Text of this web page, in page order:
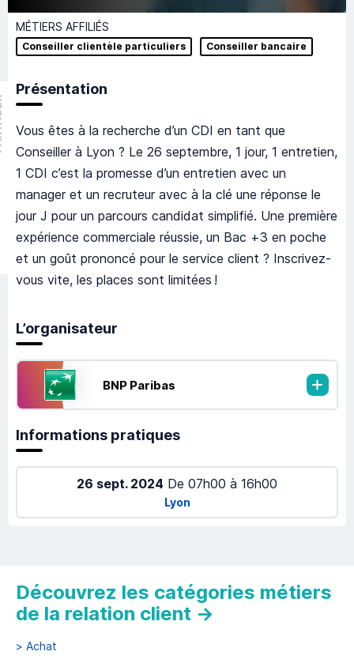
MÉTIERS AFFILIÉS
Conseiller clientèle particuliers Conseiller bancaire
Présentation
Vous êtes à la recherche d’un CDI en tant que
Conseiller à Lyon ? Le 26 septembre, 1 jour, 1 entretien,
1 CDI c’est la promesse d’un entretien avec un
manager et un recruteur avec à la clé une réponse le
jour J pour un parcours candidat simplifié. Une première
expérience commerciale réussie, un Bac +3 en poche
et un goût prononcé pour le service client ? Inscrivez-
vous vite, les places sont limitées !
L’organisateur
BNP Paribas
Informations pratiques
26 sept. 2024 De 07h00 à 16h00
Lyon
Découvrez les catégories métiers
de la relation client →
> Achat